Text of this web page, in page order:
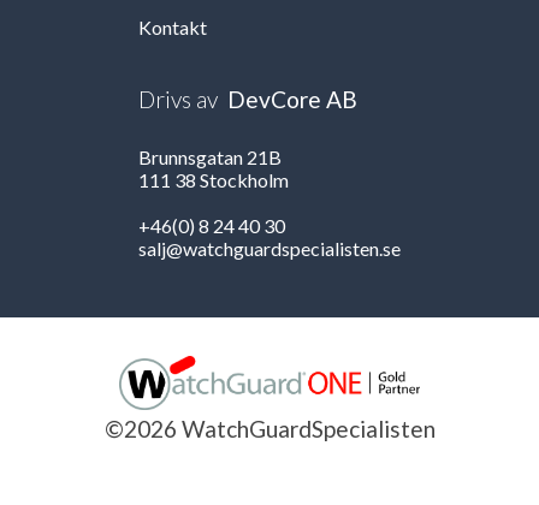
Kontakt
Drivs av DevCore AB
Brunnsgatan 21B
111 38 Stockholm
+46(0) 8 24 40 30
salj@watchguardspecialisten.se
©2026 WatchGuardSpecialisten